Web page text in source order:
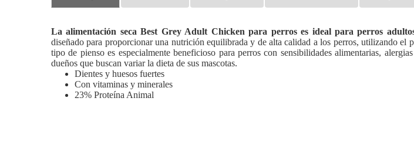
La alimentación seca Best Grey Adult Chicken para perros es ideal para perros
diseñado para proporcionar una nutrición equilibrada y de alta calidad a los perros, utilizando el
tipo de pienso es especialmente beneficioso para perros con sensibilidades alimentarias,
dueños que buscan variar la dieta de sus mascotas.
Dientes y huesos fuertes
Con vitaminas y minerales
23% Proteína Animal